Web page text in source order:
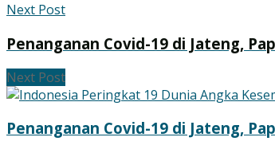
Next Post
Penanganan Covid-19 di Jateng,
Next Post
Penanganan Covid-19 di Jateng,